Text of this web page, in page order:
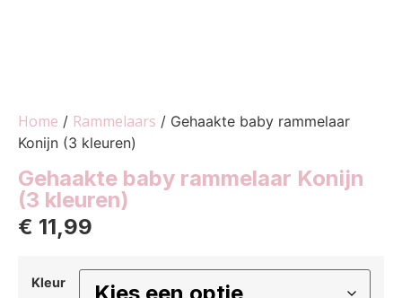
Home / Rammelaars / Gehaakte baby rammelaar
Konijn (3 kleuren)
Gehaakte baby rammelaar Konijn
(3 kleuren)
€ 11,99
Kleur